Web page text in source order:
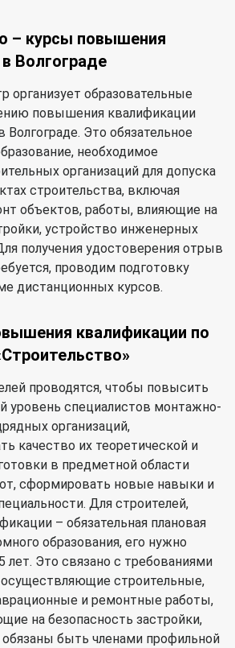
– курсы повышения
Волгограде
организует образовательные
повышения квалификации
Волгограде. Это обязательное
необходимое
организаций для допуска
строительства, включая
объектов, работы, влияющие на
устройство инженерных
получения удостоверения отрыв
проводим подготовку
дистанционных курсов.
квалификации по
проводятся, чтобы повысить
уровень специалистов монтажно-
организаций,
качество их теоретической и
в предметной области
сформировать новые навыки и
Для строителей,
– обязательная плановая
образования, его нужно
лет. Это связано с требованиями
осуществляющие строительные,
и ремонтные работы,
на безопасность застройки,
быть членами профильной